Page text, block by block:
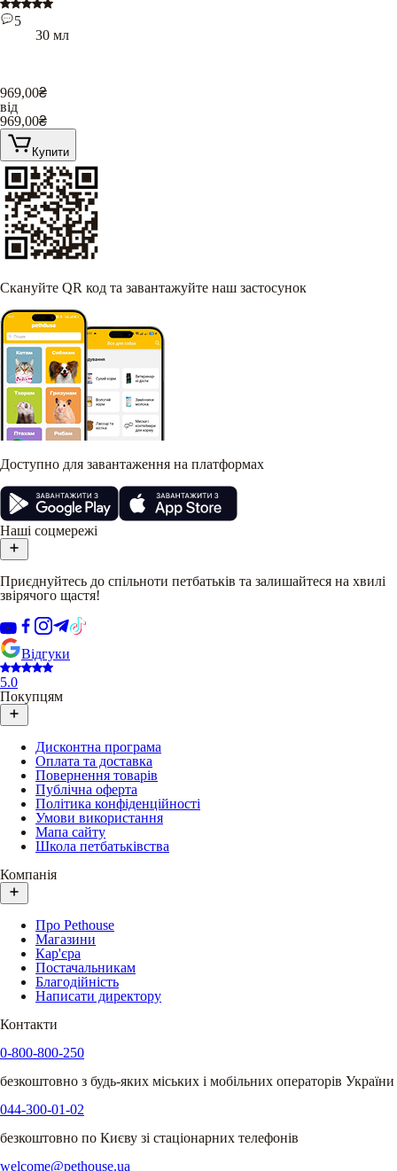
5
30 мл
969,00₴
від
969,00₴
Купити
Скануйте QR код та завантажуйте наш застосунок
Доступно для завантаження на платформах
Наші соцмережі
Приєднуйтесь до спільноти петбатьків та залишайтеся на хвилі
звірячого щастя!
Відгуки
5.0
Покупцям
Дисконтна програма
Оплата та доставка
Повернення товарів
Публічна оферта
Політика конфіденційності
Умови використання
Мапа сайту
Школа петбатьківства
Компанія
Про Pethouse
Магазини
Кар'єра
Постачальникам
Благодійність
Написати директору
Контакти
0-800-800-250
безкоштовно з будь-яких міських і мобільних операторів України
044-300-01-02
безкоштовно по Києву зі стаціонарних телефонів
welcome@pethouse.ua